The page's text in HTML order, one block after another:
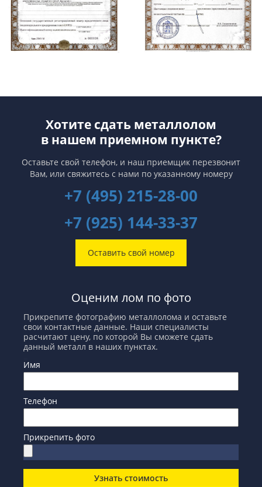
Хотите сдать металлолом
в нашем приемном пункте?
Оставьте свой телефон, и наш приемщик перезвонит
Вам, или свяжитесь с нами по указанному номеру
+7 (495) 215-28-00
+7 (925) 144-33-37
Оставить свой номер
Оценим лом по фото
Прикрепите фотографию металлолома и оставьте
свои контактные данные. Наши специалисты
расчитают цену, по которой Вы сможете сдать
данный металл в наших пунктах.
Имя
Телефон
Прикрепить фото
Узнать стоимость